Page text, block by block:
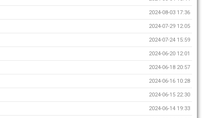
2024-08-03 17:36
2024-07-29 12:05
2024-07-24 15:59
2024-06-20 12:01
2024-06-18 20:57
2024-06-16 10:28
2024-06-15 22:30
2024-06-14 19:33